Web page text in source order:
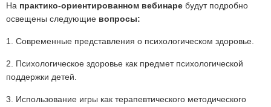
На практико-ориентированном вебинаре будут подробно
освещены следующие вопросы:
1. Современные представления о психологическом здоровье.
2. Психологическое здоровье как предмет психологической
поддержки детей.
3. Использование игры как терапевтического методического